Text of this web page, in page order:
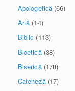
Apologetică (66)
Artă (14)
Biblic (113)
Bioetică (38)
Biserică (178)
Cateheză (17)